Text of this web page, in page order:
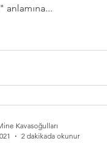
Kavasoğulları
2 dakikada okunur